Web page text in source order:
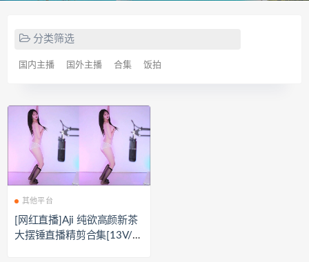
分类筛选
国内主播 国外主播 合集 饭拍
其他平台
[网红直播]Aji 纯欲高颜新茶
大摆锤直播精剪合集[13V/2.